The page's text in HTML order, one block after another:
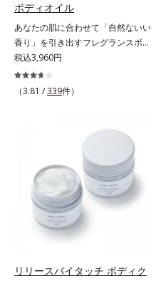
ボディオイル
あなたの肌に合わせて「自然ないい
香り」を引き出すフレグランスボデ
ィオイル。「へレナス」は、スキン
ケアに強みのあるオルビスとフレグ
ランスを愛するセントピアによる共
香りの個性を引き出すフレグランス
ボディオイルです。フレグランスと
いっても、ただいい香りをまとうだ
けではありません。「ヘレナス」で
は一人ひとりが持つ肌の香り「スキ
ンセント」に着目。それぞれの個性
であるスキンセントを他の香りで覆
い隠すのではなく、肌の匂いにオイ
で、あなただけの“自然ないい匂
税込3,960円
（3.81 /339件）
リリースバイタッチ ボディク